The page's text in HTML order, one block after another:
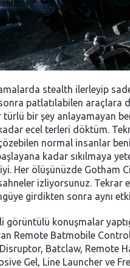
stealth ilerleyip
patlatılabilen araçlara
bir şey anlayamayan
ecel terleri döktüm.
normal insanlar
kadar sıkılmaya
Her ölüşünüzde Gotham
izliyorsunuz. Tekrar
girdikten sonra aynı
görüntülü konuşmalar
Remote Batmobile
Batclaw, Remote
Gel, Line Launcher ve